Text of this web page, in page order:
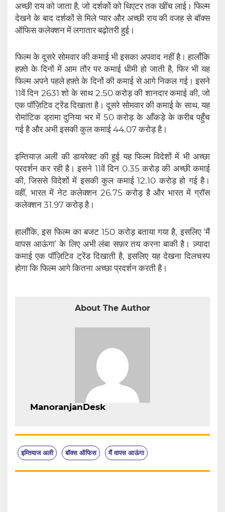
अच्छी राय को जाता है, जो दर्शकों को थिएटर तक खींच लाई। फिल्म
देखने के बाद दर्शकों से मिले प्यार और अच्छी राय की वजह से बॉक्स
ऑफिस कलेक्शन में लगातार बढ़ोतरी हुई।
फिल्म के दूसरे सोमवार की कमाई भी इसका अपवाद नहीं है। हालाँकि
हफ़्ते के दिनों में आम तौर पर कमाई धीमी हो जाती है, फिर भी यह
फिल्म अपने पहले हफ़्ते के दिनों की कमाई से आगे निकल गई। इसने
11वें दिन 2631 शो के साथ 2.50 करोड़ की शानदार कमाई की, जो
एक पॉज़िटिव ट्रेंड दिखाता है। दूसरे सोमवार की कमाई के साथ, यह
रोमांटिक ड्रामा दुनिया भर में 50 करोड़ के आँकड़े के करीब पहुँच
गई है और अभी इसकी कुल कमाई 44.07 करोड़ है।
इम्तियाज़ अली की डायरेक्ट की हुई यह फिल्म विदेशों में भी अच्छा
प्रदर्शन कर रही है। इसने 11वें दिन 0.35 करोड़ की अच्छी कमाई
की, जिससे विदेशों में इसकी कुल कमाई 12.10 करोड़ हो गई है।
वहीं, भारत में नेट कलेक्शन 26.75 करोड़ है और भारत में ग्रॉस
कलेक्शन 31.97 करोड़ है।
हालाँकि, इस फिल्म का बजट 150 करोड़ बताया गया है, इसलिए ‘मैं
वापस आऊंगा’ के लिए अभी लंबा सफ़र तय करना बाकी है। ज़्यादा
कमाई एक पॉज़िटिव ट्रेंड दिखाती है, इसलिए यह देखना दिलचस्प
होगा कि फिल्म आगे कितना अच्छा प्रदर्शन करती है।
About The Author
ManoranjanDesk
इम्तियाज अली बॉक्स ऑफिस मैं वापस आऊंगा